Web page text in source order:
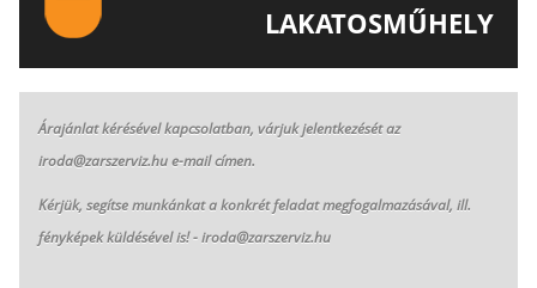
LAKATOSMŰHELY
Árajánlat kérésével kapcsolatban, várjuk jelentkezését az
iroda@zarszerviz.hu e-mail címen.
Kérjük, segítse munkánkat a konkrét feladat megfogalmazásával, ill.
fényképek küldésével is! - iroda@zarszerviz.hu